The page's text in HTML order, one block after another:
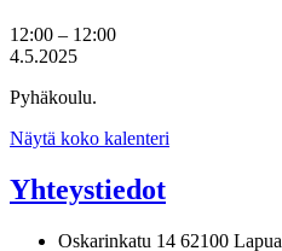
Ehtoollisjuhla
12:00 – 12:00
4.5.2025
Pyhäkoulu.
Näytä koko kalenteri
Yhteystiedot
Oskarinkatu 14 62100 Lapua